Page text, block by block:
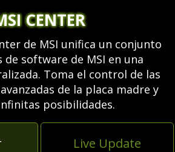
CENTER
de MSI unifica un conjunto
software de MSI en una
Toma el control de las
de la placa madre y
posibilidades.
Live Update